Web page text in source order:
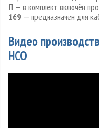
П — в комплект включён
169 — предназначен для
Видео
НСО